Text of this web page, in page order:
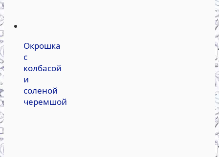
Окрошка
с
колбасой
и
соленой
черемшой